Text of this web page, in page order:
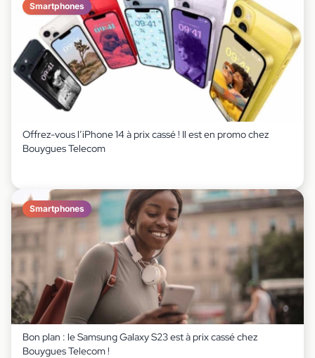
Smartphones
Offrez-vous l’iPhone 14 à prix cassé ! Il est en promo chez
Bouygues Telecom
Smartphones
Bon plan : le Samsung Galaxy S23 est à prix cassé chez
Bouygues Telecom !